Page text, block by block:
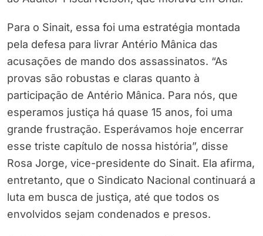
Para o Sinait, essa foi uma estratégia montada
pela defesa para livrar Antério Mânica das
acusações de mando dos assassinatos. “As
provas são robustas e claras quanto à
participação de Antério Mânica. Para nós, que
esperamos justiça há quase 15 anos, foi uma
grande frustração. Esperávamos hoje encerrar
esse triste capítulo de nossa história”, disse
Rosa Jorge, vice-presidente do Sinait. Ela afirma,
entretanto, que o Sindicato Nacional continuará a
luta em busca de justiça, até que todos os
envolvidos sejam condenados e presos.